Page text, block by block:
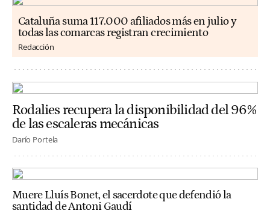
Cataluña suma 117.000 afiliados más en julio y
todas las comarcas registran crecimiento
Redacción
Rodalies recupera la disponibilidad del 96%
de las escaleras mecánicas
Darío Portela
Muere Lluís Bonet, el sacerdote que defendió la
santidad de Antoni Gaudí